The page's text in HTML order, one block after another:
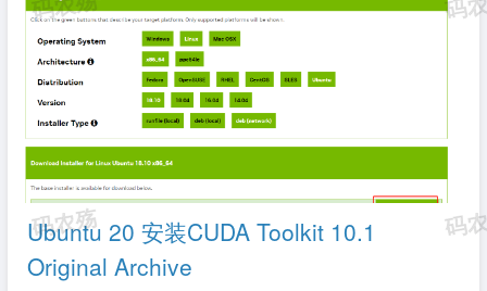
Ubuntu 20 安装CUDA Toolkit 10.1
Original Archive